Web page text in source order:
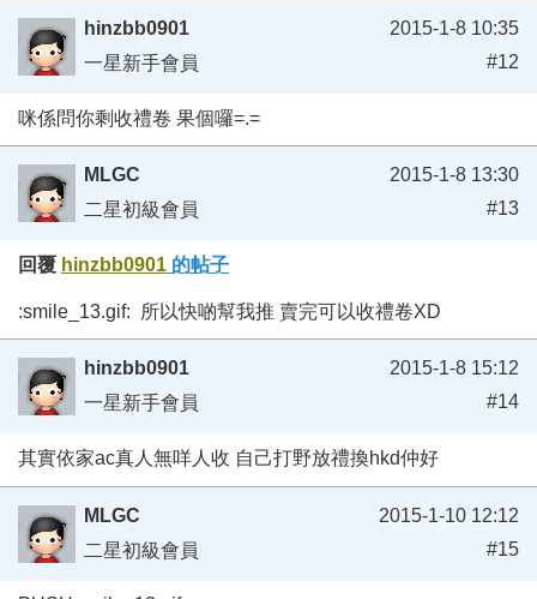
hinzbb0901
一星新手會員
2015-1-8 10:35
#12
咪係問你剩收禮卷 果個囉=.=
MLGC
二星初級會員
2015-1-8 13:30
#13
回覆 hinzbb0901 的帖子
:smile_13.gif: 所以快啲幫我推 賣完可以收禮卷XD
hinzbb0901
一星新手會員
2015-1-8 15:12
#14
其實依家ac真人無咩人收 自己打野放禮換hkd仲好
MLGC
二星初級會員
2015-1-10 12:12
#15